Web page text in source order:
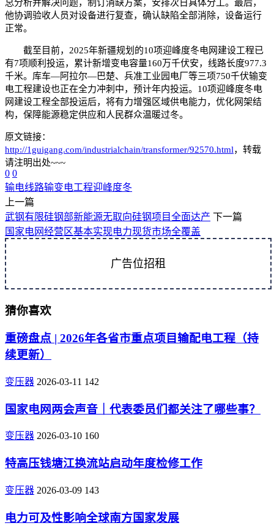
总分析并解决问题，制订消缺方案，安排次日具体分工。最后，
他协调验收人员对设备进行复查，确认缺陷全部消除，设备运行
正常。
截至目前，2025年新疆规划的10项迎峰度冬电网建设工程已
有7项顺利投运，累计新增变电容量160万千伏安，线路长度977.3
千米。库车—阿拉尔—巴楚、兵准工业园电厂等三项750千伏输变
电工程建设也正在全力冲刺中，预计年内投运。10项迎峰度冬电
网建设工程全部投运后，将有力增强区域供电能力，优化网架结
构，保障能源稳定供应和人民群众温暖过冬。
原文链接：
http://1guigang.com/industrialchain/transformer/92570.html，转载
请注明出处~~~
0 0
输电线路输变电工程迎峰度冬
上一篇
武钢有限硅钢部新能源无取向硅钢项目全面达产 下一篇
国家电网经营区基本实现电力现货市场全覆盖
广告位招租
猜你喜欢
重磅盘点 | 2026年各省市重点项目输配电工程（持
续更新）
变压器 2026-03-11 142
国家电网两会声音｜代表委员们都关注了哪些事？
变压器 2026-03-10 160
特高压钱塘江换流站启动年度检修工作
变压器 2026-03-09 143
电力可及性影响全球南方国家发展